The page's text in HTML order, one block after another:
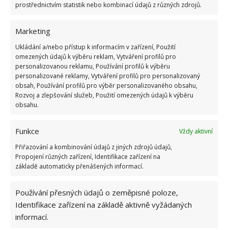
prostřednictvím statistik nebo kombinací údajů z různých zdrojů.
Marketing
Ukládání a/nebo přístup k informacím v zařízení, Použití
omezených údajů k výběru reklam, Vytváření profilů pro
personalizovanou reklamu, Používání profilů k výběru
personalizované reklamy, Vytváření profilů pro personalizovaný
obsah, Používání profilů pro výběr personalizovaného obsahu,
Rozvoj a zlepšování služeb, Použití omezených údajů k výběru
obsahu.
Funkce
Vždy aktivní
Přiřazování a kombinování údajů z jiných zdrojů údajů,
Propojení různých zařízení, Identifikace zařízení na
základě automaticky přenášených informací.
Používání přesných údajů o zeměpisné poloze,
Identifikace zařízení na základě aktivně vyžádaných
informací.
23.6.2026
socialismu: Tehdejší řidiči musí získat 10 z 10
bodů
6.5.2026
ŽHAVÉ NOVINKY
Profesionální zahradnice vytvořila přehled
nejnebezpečnějších škůdců rostlin a postupy,